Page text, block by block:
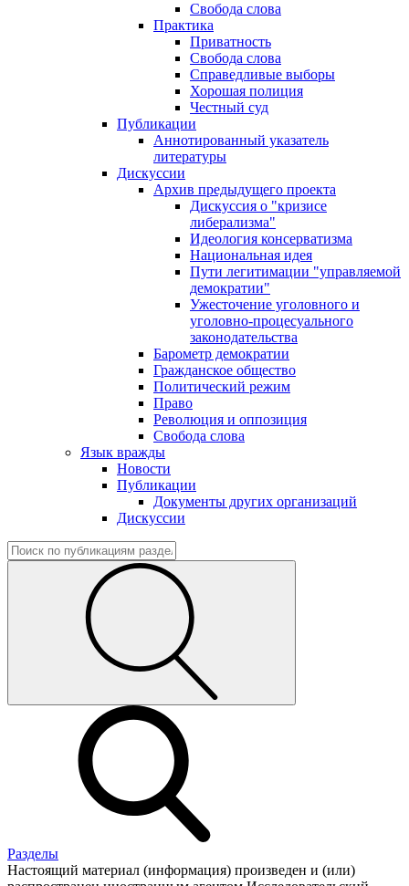
Свобода слова
Практика
Приватность
Свобода слова
Справедливые выборы
Хорошая полиция
Честный суд
Публикации
Аннотированный указатель
литературы
Дискуссии
Архив предыдущего проекта
Дискуссия о "кризисе
либерализма"
Идеология консерватизма
Национальная идея
Пути легитимации "управляемой
демократии"
Ужесточение уголовного и
уголовно-процесуального
законодательства
Барометр демократии
Гражданское общество
Политический режим
Право
Революция и оппозиция
Свобода слова
Язык вражды
Новости
Публикации
Документы других организаций
Дискуссии
Разделы
Настоящий материал (информация) произведен и (или)